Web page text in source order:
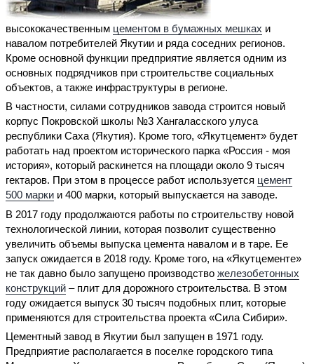
высококачественным цементом в бумажных мешках и
навалом потребителей Якутии и ряда соседних регионов.
Кроме основной функции предприятие является одним из
основных подрядчиков при строительстве социальных
объектов, а также инфраструктуры в регионе.
В частности, силами сотрудников завода строится новый
корпус Покровской школы №3 Хангаласского улуса
республики Саха (Якутия). Кроме того, «Якутцемент» будет
работать над проектом исторического парка «Россия - моя
история», который раскинется на площади около 9 тысяч
гектаров. При этом в процессе работ используется цемент
500 марки и 400 марки, который выпускается на заводе.
В 2017 году продолжаются работы по строительству новой
технологической линии, которая позволит существенно
увеличить объемы выпуска цемента навалом и в таре. Ее
запуск ожидается в 2018 году. Кроме того, на «Якутцементе»
не так давно было запущено производство железобетонных
конструкций – плит для дорожного строительства. В этом
году ожидается выпуск 30 тысяч подобных плит, которые
применяются для строительства проекта «Сила Сибири».
Цементный завод в Якутии был запущен в 1971 году.
Предприятие располагается в поселке городского типа